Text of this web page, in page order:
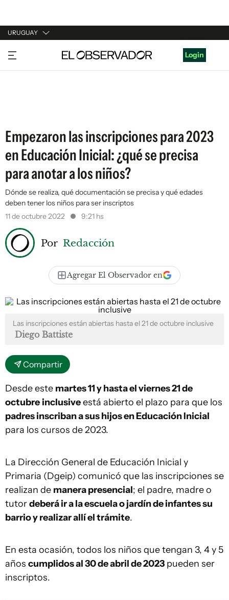
URUGUAY
URUGUAY
ARGENTINA
Login
Empezaron las inscripciones para 2023
en Educación Inicial: ¿qué se precisa
para anotar a los niños?
Dónde se realiza, qué documentación se precisa y qué edades
deben tener los niños para ser inscriptos
11 de octubre 2022
9:21 hs
Por Redacción
Agregar El Observador en
Las inscripciones están abiertas hasta el 21 de octubre inclusive
Diego Battiste
Compartir
Desde este martes 11 y hasta el viernes 21 de
octubre inclusiveestá abierto el plazo para que los
padres inscriban a sus hijos en Educación Inicial
para los cursos de 2023.
La Dirección General de Educación Inicial y
Primaria (Dgeip) comunicó que las inscripciones se
realizan de manera presencial; el padre, madre o
tutordeberá ir a la escuela o jardín de infantes su
barrio y realizar allí el trámite.
En esta ocasión, todos los niños que tengan 3, 4 y 5
años cumplidos al 30 de abril de 2023 pueden ser
inscriptos.